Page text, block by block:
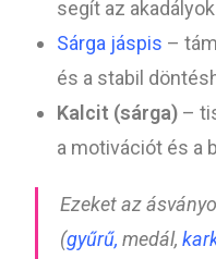
segít az
Sárga jáspis –
és a stabil
Kalcit (sárga) –
a motivációt és a
Ezeket az
(gyűrű, medál,